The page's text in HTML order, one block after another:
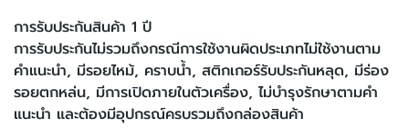
การรับประกันสินค้า 1 ปี
การรับประกันไม่รวมถึงกรณีการใช้งานผิดประเภทไม่ใช้งานตาม
คำแนะนำ, มีรอยไหม้, คราบน้ำ, สติกเกอร์รับประกันหลุด, มีร่อง
รอยตกหล่น, มีการเปิดภายในตัวเครื่อง, ไม่บำรุงรักษาตามคำ
แนะนำ และต้องมีอุปกรณ์ครบรวมถึงกล่องสินค้า